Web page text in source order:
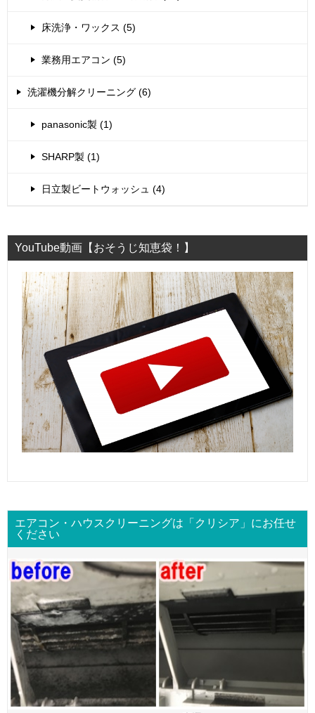
床洗浄・ワックス (5)
業務用エアコン (5)
洗濯機分解クリーニング (6)
panasonic製 (1)
SHARP製 (1)
日立製ビートウォッシュ (4)
YouTube動画【おそうじ知恵袋！】
エアコン・ハウスクリーニングは「クリシア」にお任せ
ください